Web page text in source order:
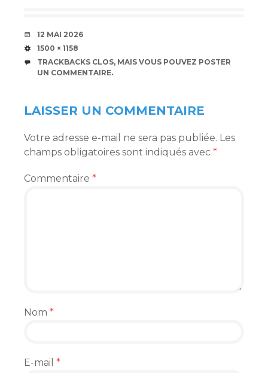
DATE
12 MAI 2026
TAILLE
1500 × 1158
TRACKBACKS CLOS, MAIS VOUS POUVEZ POSTER
UN COMMENTAIRE.
LAISSER UN COMMENTAIRE
Votre adresse e-mail ne sera pas publiée. Les
champs obligatoires sont indiqués avec *
Commentaire *
Nom *
E-mail *